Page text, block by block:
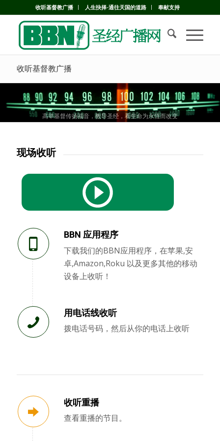
收听基督教广播 人生抉择-通往天国的道路 奉献支持
收听基督教广播
高举基督传扬福音，教导圣经，看生命为永恆而改变
高举基督传扬福音，教导圣经，看生命为永恆而改变
高举基督传扬福音，教导圣经，看生命为永恆而改变
现场收听
BBN 应用程序
下载我们的BBN应用程序，在苹果,安
卓,Amazon,Roku 以及更多其他的移动
设备上收听！
用电话线收听
拨电话号码，然后从你的电话上收听
收听重播
查看重播的节目。